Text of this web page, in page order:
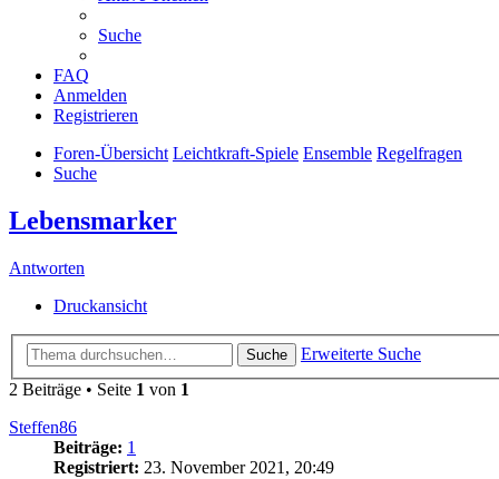
Suche
FAQ
Anmelden
Registrieren
Foren-Übersicht Leichtkraft-Spiele Ensemble Regelfragen
Suche
Lebensmarker
Antworten
Druckansicht
Suche
Erweiterte Suche
2 Beiträge • Seite 1 von 1
Steffen86
Beiträge: 1
Registriert: 23. November 2021, 20:49